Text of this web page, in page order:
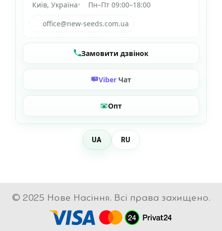
Київ, Україна•
Пн–Пт 09:00–18:00
office@new-seeds.com.ua
Замовити дзвінок
Viber Чат
Опт
UA RU
© 2025 Нове Насіння. Всі права захищено.